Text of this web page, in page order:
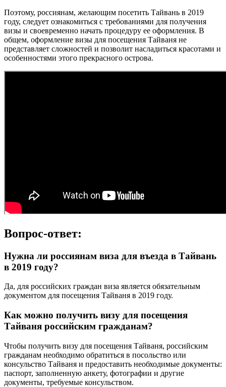
Поэтому, россиянам, желающим посетить Тайвань в 2019
году, следует ознакомиться с требованиями для получения
визы и своевременно начать процедуру ее оформления. В
общем, оформление визы для посещения Тайваня не
представляет сложностей и позволит насладиться красотами и
особенностями этого прекрасного острова.
Вопрос-ответ:
Нужна ли россиянам виза для въезда в Тайвань
в 2019 году?
Да, для российских граждан виза является обязательным
документом для посещения Тайваня в 2019 году.
Как можно получить визу для посещения
Тайваня российским гражданам?
Чтобы получить визу для посещения Тайваня, российским
гражданам необходимо обратиться в посольство или
консульство Тайваня и предоставить необходимые документы:
паспорт, заполненную анкету, фотографии и другие
документы, требуемые консульством.